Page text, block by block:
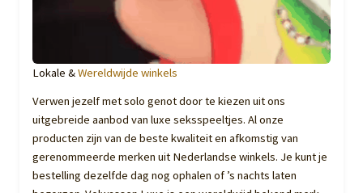
Lokale &Wereldwijde winkels
Verwen jezelf met solo genot door te kiezen uit ons
uitgebreide aanbod van luxe seksspeeltjes. Al onze
producten zijn van de beste kwaliteit en afkomstig van
gerenommeerde merken uit Nederlandse winkels. Je kunt je
bestelling dezelfde dag nog ophalen of ’s nachts laten